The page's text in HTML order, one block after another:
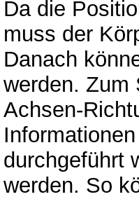
Da die
muss der
Danach
werden. Zum
Achsen-
durchgeführt
werden. So